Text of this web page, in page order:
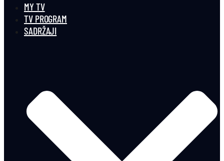
MY TV
TV PROGRAM
SADRŽAJI